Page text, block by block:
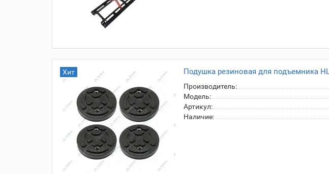
Хит Подушка резиновая для подъемника
Производитель:
Модель:
Артикул:
Наличие: